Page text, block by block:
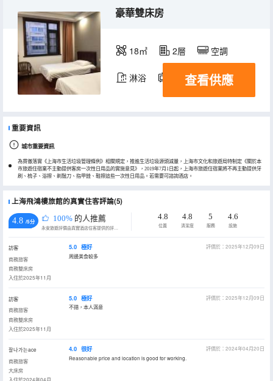
豪華雙床房
18㎡ 2層 空調
淋浴 電視機
查看供應
重要資訊
城市重要資訊
為貫徹落實《上海市生活垃圾管理條例》相關規定，推進生活垃圾源頭減量，上海市文化和旅遊局特制定《關於本
市旅遊住宿業不主動提供客房一次性日用品的實施意見》，2019年7月1日起，上海市旅遊住宿業將不再主動提供牙
刷、梳子、浴擦、剃鬚刀、指甲銼、鞋擦這些一次性日用品。若需要可諮詢酒店。
上海飛鴻樓旅館的真實住客評論(5)
4.8 /5分 100% 的人推薦
永安旅遊評價由真實酒店住客提供的評價。
4.8
位置
4.8
清潔度
5
服務
4.6
設施
訪客
商務旅客
商務雙床房
入住於2025年11月
5.0 極好
評價於：2025年12月09日
周邊美食較多
訪客
商務旅客
商務雙床房
入住於2025年11月
5.0 極好
評價於：2025年12月09日
不錯，本人滿意
잘나가는ace
商務旅客
大床房
4.0 很好
評價於：2024年04月20日
Reasonable price and location is good for working.